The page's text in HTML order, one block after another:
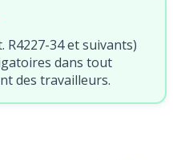
R4227-34 et suivants)
dans tout
des travailleurs.